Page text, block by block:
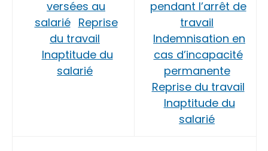
versées au
salarié Reprise
du travail
Inaptitude du
salarié
pendant l’arrêt de
travail
Indemnisation en
cas d’incapacité
permanente
Reprise du travail
Inaptitude du
salarié